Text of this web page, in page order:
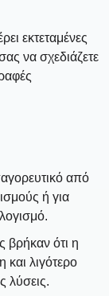
εκτεταμένες
να σχεδιάζετε
από
ή για
βρήκαν ότι η
λιγότερο
λύσεις.